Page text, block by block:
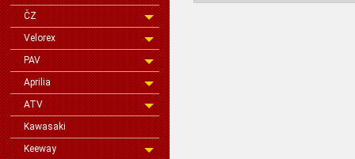
ČZ
Velorex
PAV
Aprilia
ATV
Kawasaki
Keeway